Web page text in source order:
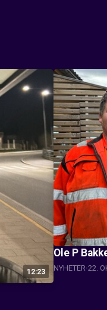
12:23
Ole P
NYHETER 22.